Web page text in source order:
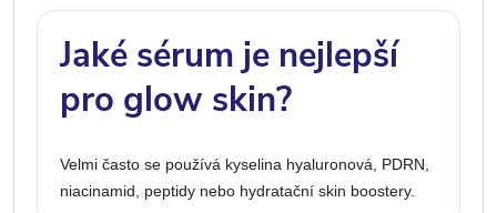
Jaké sérum je nejlepší
pro glow skin?
Velmi často se používá kyselina hyaluronová, PDRN,
niacinamid, peptidy nebo hydratační skin boostery.